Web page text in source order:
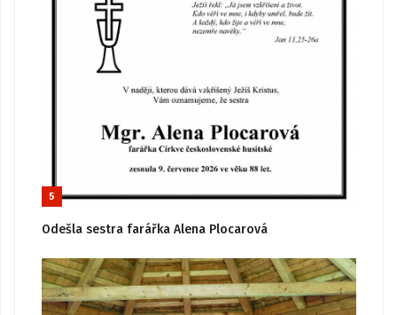
5
Odešla sestra farářka Alena Plocarová